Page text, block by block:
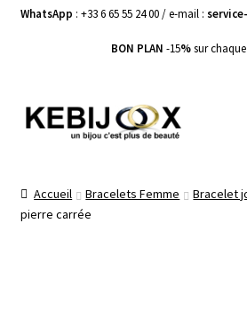
WhatsApp : +33 6 65 55 24 00 / e-mail :
BON PLAN -15%sur
Aller
à
Aller
au
Boucles d’Oreilles
Accueil Bracelets Femme Bracelet
pierre carrée